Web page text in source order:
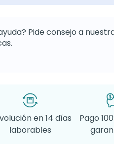
Pide consejo a
en 14 días
laborables
Pago